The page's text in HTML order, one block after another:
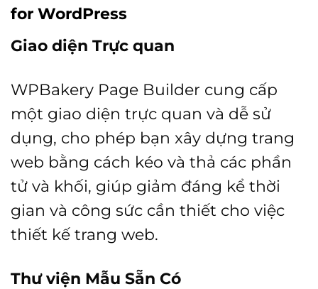
for WordPress
Giao diện Trực quan
WPBakery Page Builder cung cấp
một giao diện trực quan và dễ sử
dụng, cho phép bạn xây dựng trang
web bằng cách kéo và thả các phần
tử và khối, giúp giảm đáng kể thời
gian và công sức cần thiết cho việc
thiết kế trang web.
Thư viện Mẫu Sẵn Có